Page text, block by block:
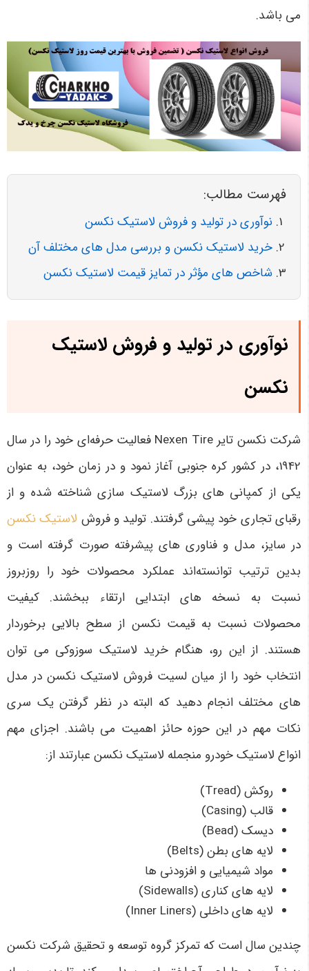
می باشد.
فهرست مطالب:
نوآوری در تولید و فروش لاستیک نکسن
خرید لاستیک نکسن و بررسی مدل های مختلف آن
شاخص های مؤثر در تمایز قیمت لاستیک نکسن
نوآوری در تولید و فروش لاستیک
نکسن
شرکت نکسن تایر Nexen Tire فعالیت حرفه‌ای خود را در سال
1942، در کشور کره جنوبی آغاز نمود و در زمان خود، به عنوان
یکی از کمپانی های بزرگ لاستیک سازی شناخته شده و از
رقبای تجاری خود پیشی گرفتند. تولید و فروش لاستیک نکسن
در سایز، مدل و فناوری های پیشرفته صورت گرفته است و
بدین ترتیب توانسته‌اند عملکرد محصولات خود را روزبروز
نسبت به نسخه های ابتدایی ارتقاء ببخشند. کیفیت
محصولات نسبت به قیمت نکسن از سطح بالایی برخوردار
هستند. از این رو، هنگام خرید لاستیک سوزوکی می توان
انتخاب خود را از میان لسیت فروش لاستیک نکسن در مدل
های مختلف انجام دهید که البته در نظر گرفتن یک سری
نکات مهم در این حوزه حائز اهمیت می باشند. اجزای مهم
انواع لاستیک خودرو منجمله لاستیک نکسن عبارتند از:
روکش (Tread)
قالب (Casing)
دیسک (Bead)
لایه های بطن (Belts)
مواد شیمیایی و افزودنی ‌ها
لایه های کناری (Sidewalls)
لایه های داخلی (Inner Liners)
چندین سال است که تمرکز گروه توسعه و تحقیق شرکت نکسن